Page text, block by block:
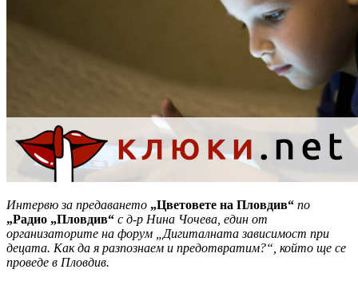
Интервю за предаването „Цветовете на Пловдив“ по
„Радио „Пловдив“ с д-р Нина Чочева, един от
организаторите на форум „Дигиталната зависимост при
децата. Как да я разпознаем и предотвратим?“, който ще се
проведе в Пловдив.